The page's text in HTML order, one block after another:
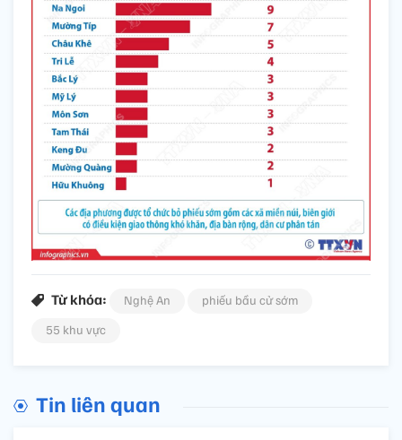
Từ khóa: Nghệ An
phiếu bầu cử sớm
55 khu vực
Tin liên quan